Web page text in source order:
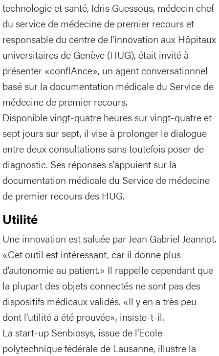
technologie et santé, Idris Guessous, médecin chef
du service de médecine de premier recours et
responsable du centre de l’innovation aux Hôpitaux
universitaires de Genève (HUG), était invité à
présenter «confIAnce», un agent conversationnel
basé sur la documentation médicale du Service de
médecine de premier recours.
Disponible vingt-quatre heures sur vingt-quatre et
sept jours sur sept, il vise à prolonger le dialogue
entre deux consultations sans toutefois poser de
diagnostic. Ses réponses s'appuient sur la
documentation médicale du Service de médecine
de premier recours des HUG.
Utilité
Une innovation est saluée par Jean Gabriel Jeannot.
«Cet outil est intéressant, car il donne plus
d’autonomie au patient.» Il rappelle cependant que
la plupart des objets connectés ne sont pas des
dispositifs médicaux validés. «Il y en a très peu
dont l’utilité a été prouvée», insiste-t-il.
La start-up Senbiosys, issue de l’Ecole
polytechnique fédérale de Lausanne, illustre la